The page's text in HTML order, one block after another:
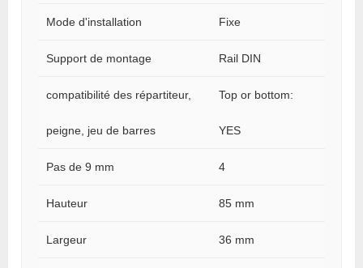
Mode d'installation Fixe
Support de montage Rail DIN
compatibilité des répartiteur,
peigne, jeu de barres
Top or bottom:
YES
Pas de 9 mm 4
Hauteur 85 mm
Largeur 36 mm